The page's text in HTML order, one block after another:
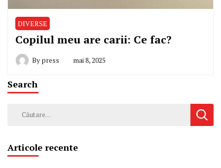
DIVERSE
Copilul meu are carii: Ce fac?
By press mai 8, 2025
Search
Caută
Articole recente